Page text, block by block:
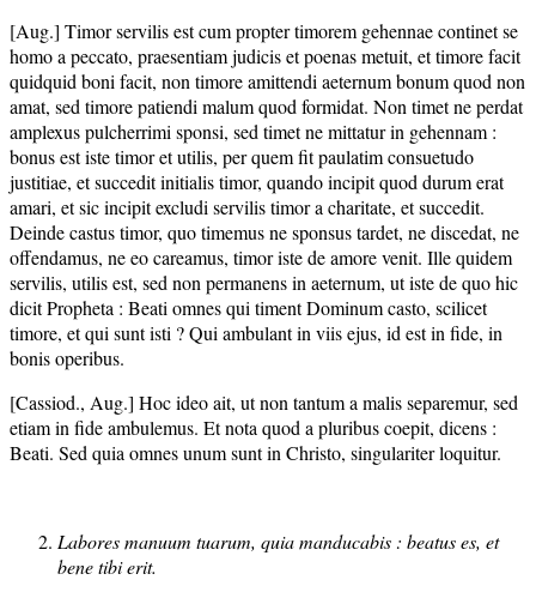
[Aug.] Timor servilis est cum propter timorem gehennae continet se
homo a peccato, praesentiam judicis et poenas metuit, et timore facit
quidquid boni facit, non timore amittendi aeternum bonum quod non
amat, sed timore patiendi malum quod formidat. Non timet ne perdat
amplexus pulcherrimi sponsi, sed timet ne mittatur in gehennam :
bonus est iste timor et utilis, per quem fit paulatim consuetudo
justitiae, et succedit initialis timor, quando incipit quod durum erat
amari, et sic incipit excludi servilis timor a charitate, et succedit.
Deinde castus timor, quo timemus ne sponsus tardet, ne discedat, ne
offendamus, ne eo careamus, timor iste de amore venit. Ille quidem
servilis, utilis est, sed non permanens in aeternum, ut iste de quo hic
dicit Propheta : Beati omnes qui timent Dominum casto, scilicet
timore, et qui sunt isti ? Qui ambulant in viis ejus, id est in fide, in
bonis operibus.
[Cassiod., Aug.] Hoc ideo ait, ut non tantum a malis separemur, sed
etiam in fide ambulemus. Et nota quod a pluribus coepit, dicens :
Beati. Sed quia omnes unum sunt in Christo, singulariter loquitur.
Labores manuum tuarum, quia manducabis : beatus es, et
bene tibi erit.